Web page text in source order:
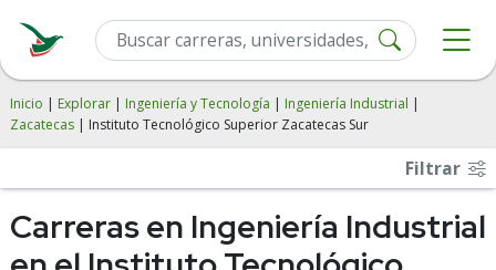
Inicio | Explorar | Ingeniería y Tecnología | Ingeniería Industrial |
Zacatecas | Instituto Tecnológico Superior Zacatecas Sur
Filtrar
Carreras en Ingeniería Industrial